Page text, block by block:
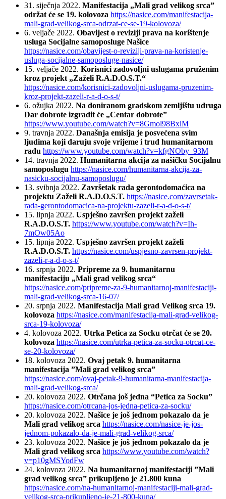
31. siječnja 2022. Manifestacija „Mali grad velikog srca”
održat će se 19. kolovoza https://nasice.com/manifestacija-
mali-grad-velikog-srca-odrzat-ce-se-19-kolovoza/
6. veljače 2022. Obavijest o reviziji prava na korištenje
usluga Socijalne samoposluge Našice
https://nasice.com/obavijest-o-reviziji-prava-na-koristenje-
usluga-socijalne-samoposluge-nasice/
15. veljače 2022. Korisnici zadovoljni uslugama pruženim
kroz projekt „Zaželi R.A.D.O.S.T.“
https://nasice.com/korisnici-zadovoljni-uslugama-pruzenim-
kroz-projekt-zazeli-r-a-d-o-s-t/
6. ožujka 2022. Na doniranom gradskom zemljištu udruga
Dar dobrote izgradit će „Centar dobrote”
https://www.youtube.com/watch?v=8Gmol98BxlM
9. travnja 2022. Današnja emisija je posvećena svim
ljudima koji daruju svoje vrijeme i trud humanitarnom
radu https://www.youtube.com/watch?v=kfgNOby_93M
14. travnja 2022. Humanitarna akcija za našičku Socijalnu
samoposlugu https://nasice.com/humanitarna-akcija-za-
nasicku-socijalnu-samoposlugu/
13. svibnja 2022. Završetak rada gerontodomaćica na
projektu Zaželi R.A.D.O.S.T. https://nasice.com/zavrsetak-
rada-gerontodomacica-na-projektu-zazeli-r-a-d-o-s-t/
15. lipnja 2022. Uspješno završen projekt zaželi
R.A.D.O.S.T. https://www.youtube.com/watch?v=Ih-
7mOw05Ao
15. lipnja 2022. Uspješno završen projekt zaželi
R.A.D.O.S.T. https://nasice.com/uspjesno-zavrsen-projekt-
zazeli-r-a-d-o-s-t/
16. srpnja 2022. Pripreme za 9. humanitarnu
manifestaciju „Mali grad velikog srca“
https://nasice.com/pripreme-za-9-humanitarnoj-manifestaciji-
mali-grad-velikog-srca-16-07/
20. srpnja 2022. Manifestacija Mali grad Velikog srca 19.
kolovoza https://nasice.com/manifestacija-mali-grad-velikog-
srca-19-kolovoza/
4. kolovoza 2022. Utrka Petica za Socku otrčat će se 20.
kolovoza https://nasice.com/utrka-petica-za-socku-otrcat-ce-
se-20-kolovoza/
18. kolovoza 2022. Ovaj petak 9. humanitarna
manifestacija ”Mali grad velikog srca”
https://nasice.com/ovaj-petak-9-humanitarna-manifestacija-
mali-grad-velikog-srca/
20. kolovoza 2022. Otrčana još jedna “Petica za Socku”
https://nasice.com/otrcana-jos-jedna-petica-za-socku/
20. kolovoza 2022. Našice je još jednom pokazalo da je
Mali grad velikog srca https://nasice.com/nasice-je-jos-
jednom-pokazalo-da-je-mali-grad-velikog-srca/
23. kolovoza 2022. Našice je još jednom pokazalo da je
Mali grad velikog srca https://www.youtube.com/watch?
v=p10gMSYodFw
24. kolovoza 2022. Na humanitarnoj manifestaciji ”Mali
grad velikog srca” prikupljeno je 21.800 kuna
https://nasice.com/na-humanitarnoj-manifestaciji-mali-grad-
velikog-srca-prikupljeno-je-21-800-kuna/